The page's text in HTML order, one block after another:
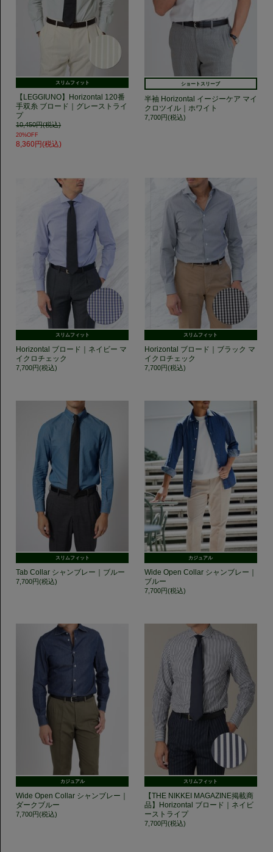
スリムフィット
【LEGGIUNO】Horizontal 120番
手双糸 ブロード｜グレーストライ
プ
10,450円(税込)
20%OFF
8,360円(税込)
ショートスリーブ
半袖 Horizontal イージーケア マイ
クロツイル｜ホワイト
7,700円(税込)
スリムフィット
Horizontal ブロード｜ネイビー マ
イクロチェック
7,700円(税込)
スリムフィット
Horizontal ブロード｜ブラック マ
イクロチェック
7,700円(税込)
スリムフィット
Tab Collar シャンブレー｜ブルー
7,700円(税込)
カジュアル
Wide Open Collar シャンブレー｜
ブルー
7,700円(税込)
カジュアル
Wide Open Collar シャンブレー｜
ダークブルー
7,700円(税込)
スリムフィット
【THE NIKKEI MAGAZINE掲載商
品】Horizontal ブロード｜ネイビ
ーストライプ
7,700円(税込)